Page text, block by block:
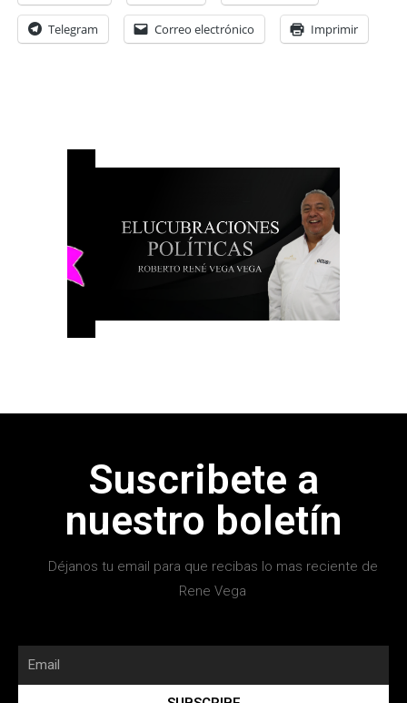
Telegram Correo electrónico Imprimir
Suscribete a
nuestro boletín
Déjanos tu email para que recibas lo mas reciente de
Rene Vega